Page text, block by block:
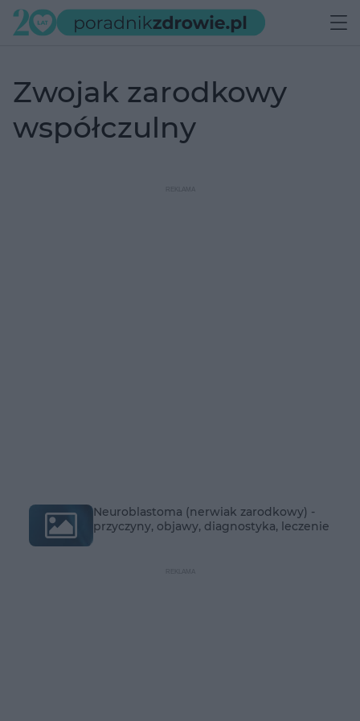
zwojak zarodkowy
współczulny
Neuroblastoma (nerwiak zarodkowy) -
przyczyny, objawy, diagnostyka, leczenie